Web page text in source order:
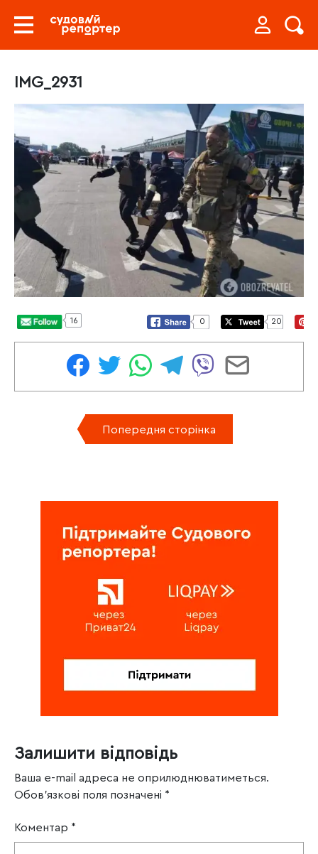
IMG_2931
16 0 20
Попередня сторінка
Залишити відповідь
Ваша e-mail адреса не оприлюднюватиметься.
Обов’язкові поля позначені *
Коментар *